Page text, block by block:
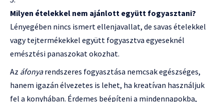
Milyen ételekkel nem ajánlott együtt fogyasztani?
Lényegében nincs ismert ellenjavallat, de savas ételekkel
vagy tejtermékekkel együtt fogyasztva egyeseknél
emésztési panaszokat okozhat.
Az áfonyarendszeres fogyasztása nemcsak egészséges,
hanem igazán élvezetes is lehet, ha kreatívan használjuk
fel a konyhában. Érdemes beépíteni a mindennapokba,